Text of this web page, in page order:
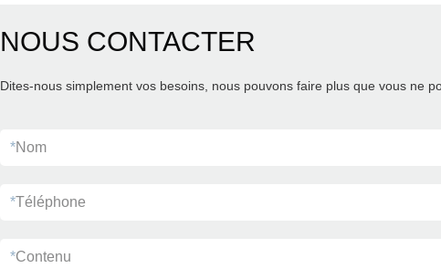
NOUS CONTACTER
Dites-nous simplement vos besoins, nous pouvons faire plus que vous ne
*Nom
*Téléphone
*Contenu